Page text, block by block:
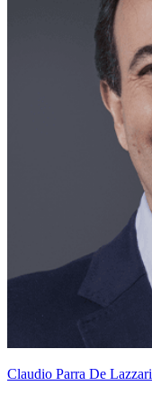
Claudio Parra De Lazzari